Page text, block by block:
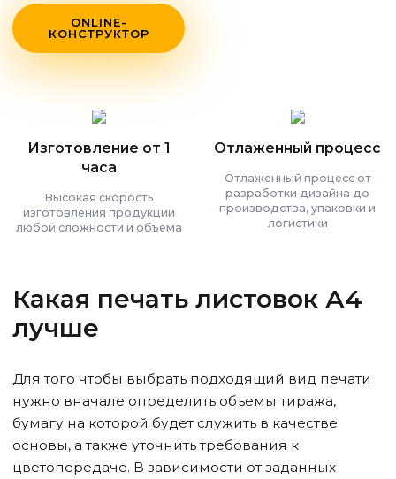
ONLINE-
КОНСТРУКТОР
Изготовление от 1
часа
Высокая скорость
изготовления продукции
любой сложности и объема
Отлаженный процесс
Отлаженный процесс от
разработки дизайна до
производства, упаковки и
логистики
Какая печать листовок А4
лучше
Для того чтобы выбрать подходящий вид печати
нужно вначале определить объемы тиража,
бумагу на которой будет служить в качестве
основы, а также уточнить требования к
цветопередаче. В зависимости от заданных